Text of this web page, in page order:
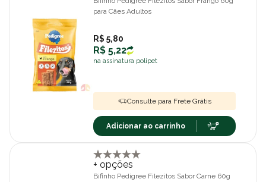
para Cães Adultos
R$ 5,80
R$ 5,22
na assinatura polipet
Consulte para Frete Grátis
Adicionar ao carrinho
+ opções
Bifinho Pedigree Filezitos Sabor Carne 60g